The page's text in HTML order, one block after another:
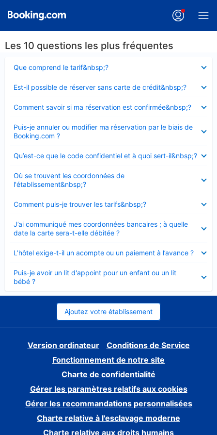
Les 10 questions les plus fréquentes
Que comprend le tarif&nbsp;?
fermé
Est-il possible de réserver sans carte de crédit&nbsp;?
fermé
Comment savoir si ma réservation est confirmée&nbsp;?
fermé
Puis-je annuler ou modifier ma réservation par le biais de
Booking.com ?
fermé
Qu’est-ce que le code confidentiel et à quoi sert-il&nbsp;?
fermé
Où se trouvent les coordonnées de
l'établissement&nbsp;?
fermé
Comment puis-je trouver les tarifs&nbsp;?
fermé
J’ai communiqué mes coordonnées bancaires ; à quelle
date la carte sera-t-elle débitée ?
fermé
L’hôtel exige-t-il un acompte ou un paiement à l’avance ?
fermé
Puis-je avoir un lit d'appoint pour un enfant ou un lit
bébé ?
fermé
Ajoutez votre établissement
Version ordinateur
Conditions de Service
Fonctionnement de notre site
Charte de confidentialité
Gérer les paramètres relatifs aux cookies
Gérer les recommandations personnalisées
Charte relative à l'esclavage moderne
Charte relative aux droits humains